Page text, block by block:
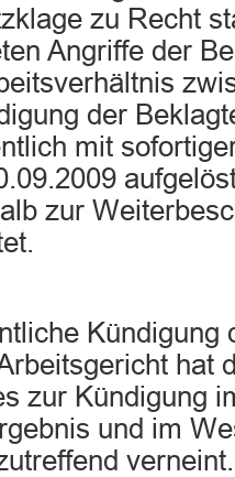
zu Recht
Angriffe der
der
mit
zur
Kündigung
hat
zur Kündigung
und im
verneint.